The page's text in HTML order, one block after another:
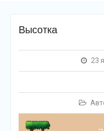
Высотка
23